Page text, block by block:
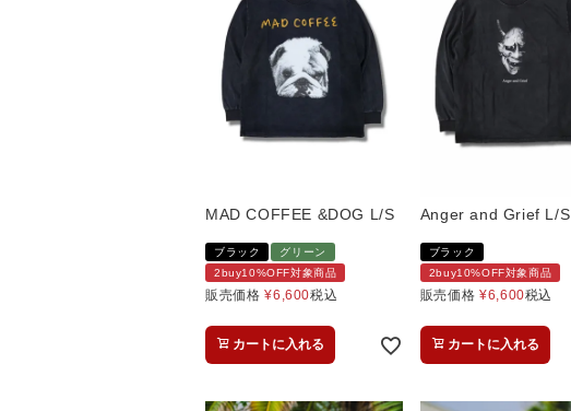
MAD COFFEE &DOG L/S
ブラック
グリーン
2buy10%OFF対象商品
販売価格 ¥6,600税込
カートに入れる
Anger and Grief L/S
ブラック
2buy10%OFF対象商品
販売価格 ¥6,600税込
カートに入れる